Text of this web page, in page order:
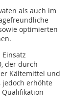
als auch im
optimierten
der durch
Kältemittel und
jedoch erhöhte